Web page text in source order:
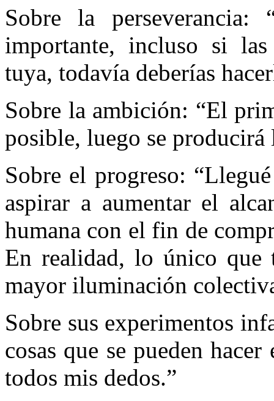
Sobre la
importante, incluso si
tuya, todavía deberías
Sobre la ambición: “El
posible, luego se
Sobre el progreso:
aspirar a aumentar el
humana con el fin de
En realidad, lo único que
mayor iluminación
Sobre sus experimentos
cosas que se pueden
todos mis dedos.”